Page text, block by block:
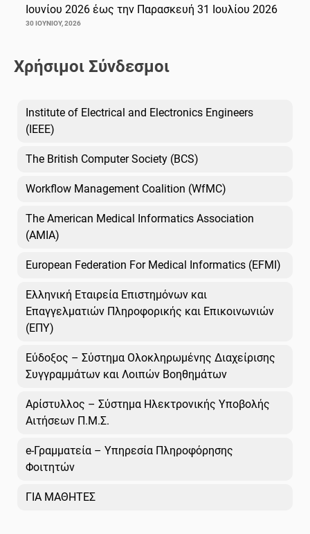
Ιουνίου 2026 έως την Παρασκευή 31 Ιουλίου 2026
30 ΙΟΥΝΊΟΥ, 2026
Χρήσιμοι Σύνδεσμοι
Institute of Electrical and Electronics Engineers
(IEEE)
The British Computer Society (BCS)
Workflow Management Coalition (WfMC)
The American Medical Informatics Association
(AMIA)
European Federation For Medical Informatics (EFMI)
Ελληνική Εταιρεία Επιστημόνων και
Επαγγελματιών Πληροφορικής και Επικοινωνιών
(ΕΠΥ)
Εύδοξος – Σύστημα Ολοκληρωμένης Διαχείρισης
Συγγραμμάτων και Λοιπών Βοηθημάτων
Αρίστυλλος – Σύστημα Ηλεκτρονικής Υποβολής
Αιτήσεων Π.Μ.Σ.
e-Γραμματεία – Υπηρεσία Πληροφόρησης
Φοιτητών
ΓΙΑ ΜΑΘΗΤΕΣ